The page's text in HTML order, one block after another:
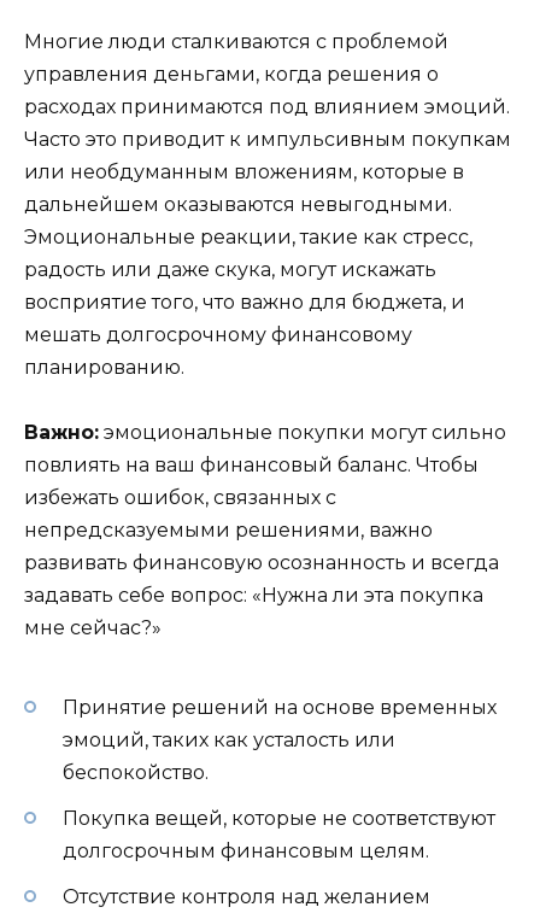
Многие люди сталкиваются с проблемой
управления деньгами, когда решения о
расходах принимаются под влиянием эмоций.
Часто это приводит к импульсивным покупкам
или необдуманным вложениям, которые в
дальнейшем оказываются невыгодными.
Эмоциональные реакции, такие как стресс,
радость или даже скука, могут искажать
восприятие того, что важно для бюджета, и
мешать долгосрочному финансовому
планированию.
Важно: эмоциональные покупки могут сильно
повлиять на ваш финансовый баланс. Чтобы
избежать ошибок, связанных с
непредсказуемыми решениями, важно
развивать финансовую осознанность и всегда
задавать себе вопрос: «Нужна ли эта покупка
мне сейчас?»
Принятие решений на основе временных
эмоций, таких как усталость или
беспокойство.
Покупка вещей, которые не соответствуют
долгосрочным финансовым целям.
Отсутствие контроля над желанием